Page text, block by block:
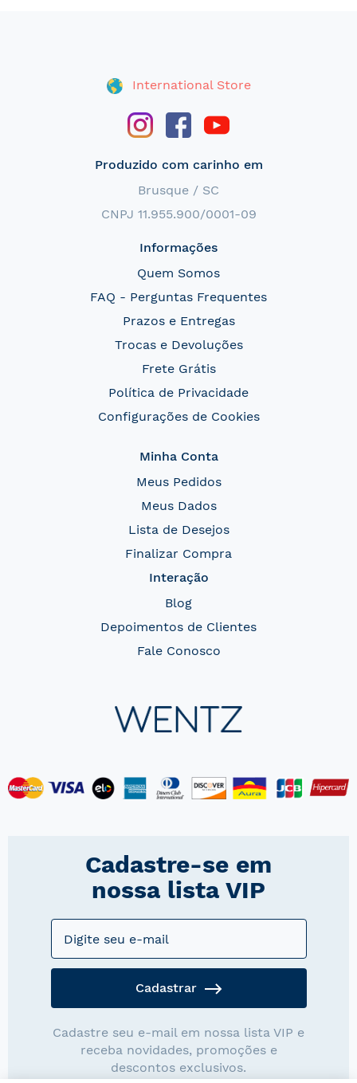
International Store
Produzido com carinho em
Brusque / SC
CNPJ 11.955.900/0001-09
Informações
Quem Somos
FAQ - Perguntas Frequentes
Prazos e Entregas
Trocas e Devoluções
Frete Grátis
Política de Privacidade
Configurações de Cookies
Minha Conta
Meus Pedidos
Meus Dados
Lista de Desejos
Finalizar Compra
Interação
Blog
Depoimentos de Clientes
Fale Conosco
Cadastre-se em
nossa lista VIP
Cadastrar
Cadastre seu e-mail em nossa lista VIP e
receba novidades, promoções e
descontos exclusivos.